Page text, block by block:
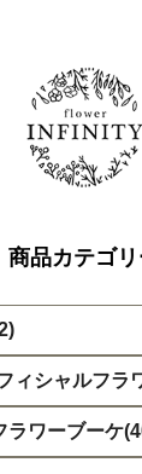
商品カテゴ
ィシャルフラ
ラワーブーケ